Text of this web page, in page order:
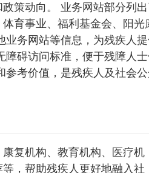
策动向。 业务网站部分列出
育事业、福利基金会、阳光
业务网站等信息，为残疾人
障碍访问标准，便于残障人
参考价值，是残疾人及社会
复机构、教育机构、医疗机
，帮助残疾人更好地融入社